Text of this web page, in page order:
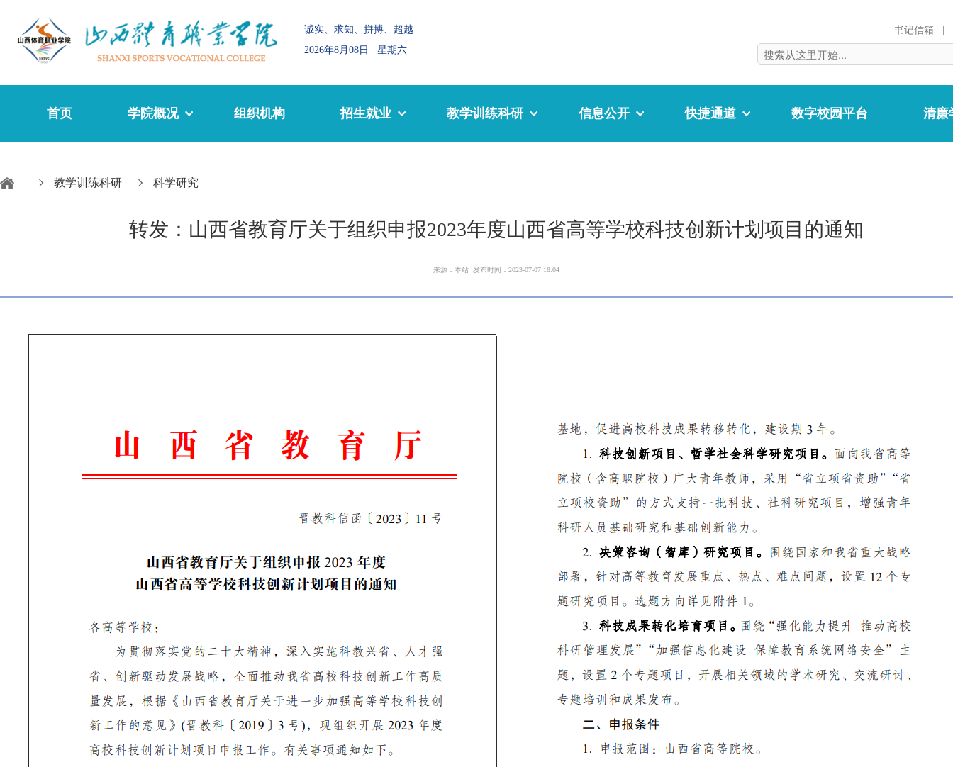
诚实、求知、拼搏、超越
2026年8月08日 星期六
书记信箱
首页 学院概况 组织机构 招生就业 教学训练科研 信息公开 快捷通道 数字校园平台 清廉
教学训练科研 科学研究
转发：山西省教育厅关于组织申报2023年度山西省高等学校科技创新计划项目的通知
来源：本站 发布时间：2023-07-07 18:04